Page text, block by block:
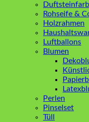
Rohseife &
Holzrahmen
Luftballons
Blumen
Perlen
Pinselset
Tüll